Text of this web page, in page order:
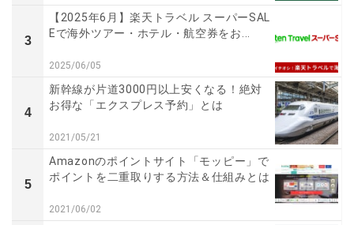
3
【2025年6月】楽天トラベル スーパーSAL
Eで海外ツアー・ホテル・航空券をお...
2025/06/05
4
新幹線が片道3000円以上安くなる！絶対
お得な「エクスプレス予約」とは
2021/05/21
5
Amazonのポイントサイト「モッピー」で
ポイントを二重取りする方法＆仕組みとは
2021/06/02